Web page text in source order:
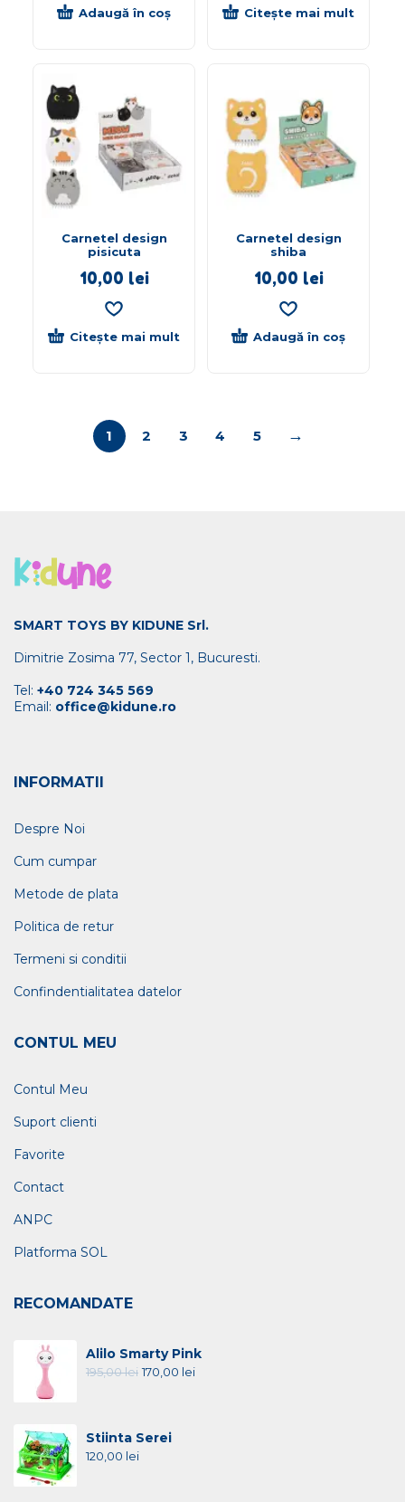
Adaugă în coș Citește mai mult
Carnetel design
pisicuta
10,00 lei
Citește mai mult
Carnetel design
shiba
10,00 lei
Adaugă în coș
1 2 3 4 5 →
SMART TOYS BY KIDUNE Srl.
Dimitrie Zosima 77, Sector 1, Bucuresti.
Tel: +40 724 345 569
Email: office@kidune.ro
INFORMATII
Despre Noi
Cum cumpar
Metode de plata
Politica de retur
Termeni si conditii
Confindentialitatea datelor
CONTUL MEU
Contul Meu
Suport clienti
Favorite
Contact
ANPC
Platforma SOL
RECOMANDATE
Alilo Smarty Pink
195,00lei 170,00 lei
Stiinta Serei
120,00 lei